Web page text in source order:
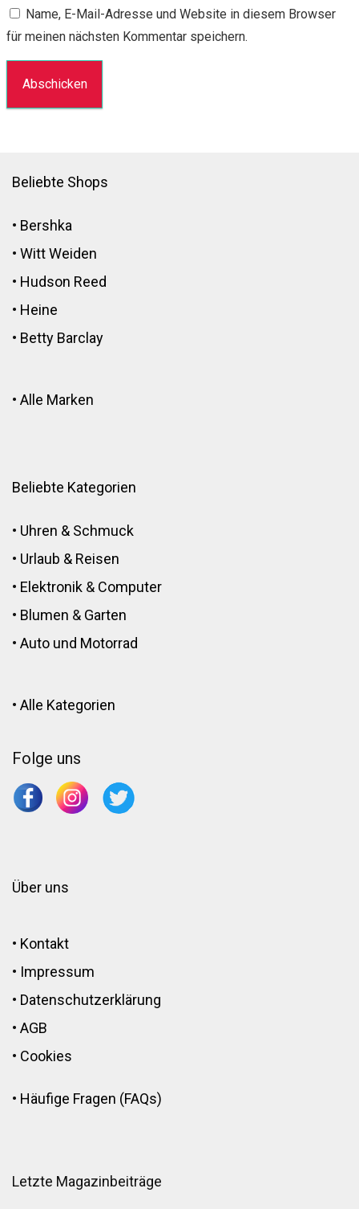
Name, E-Mail-Adresse und Website in diesem Browser
für meinen nächsten Kommentar speichern.
Beliebte Shops
• Bershka
• Witt Weiden
• Hudson Reed
• Heine
• Betty Barclay
• Alle Marken
Beliebte Kategorien
• Uhren & Schmuck
• Urlaub & Reisen
• Elektronik & Computer
• Blumen & Garten
• Auto und Motorrad
• Alle Kategorien
Folge uns
Über uns
• Kontakt
• Impressum
• Datenschutzerklärung
• AGB
• Cookies
• Häufige Fragen (FAQs)
Letzte Magazinbeiträge